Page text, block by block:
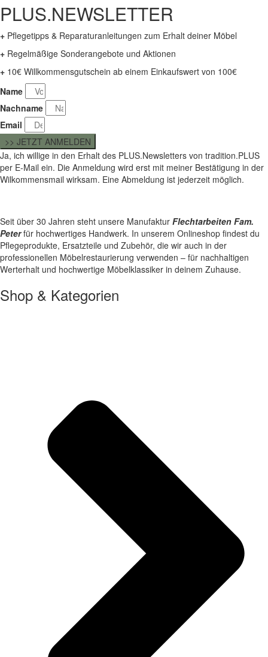
PLUS.NEWSLETTER
+ Pflegetipps & Reparaturanleitungen zum Erhalt deiner Möbel
+ Regelmäßige Sonderangebote und Aktionen
+ 10€ Willkommensgutschein ab einem Einkaufswert von 100€
Name
Nachname
Email
>> JETZT ANMELDEN
Ja, ich willige in den Erhalt des PLUS.Newsletters von tradition.PLUS
per E-Mail ein. Die Anmeldung wird erst mit meiner Bestätigung in der
Wilkommensmail wirksam. Eine Abmeldung ist jederzeit möglich.
Seit über 30 Jahren steht unsere Manufaktur Flechtarbeiten Fam.
Peterfür hochwertiges Handwerk. In unserem Onlineshop findest du
Pflegeprodukte, Ersatzteile und Zubehör, die wir auch in der
professionellen Möbelrestaurierung verwenden – für nachhaltigen
Werterhalt und hochwertige Möbelklassiker in deinem Zuhause.
Shop & Kategorien